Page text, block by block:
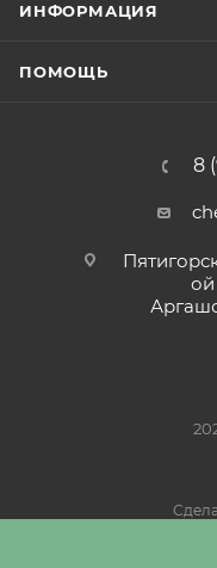
ИНФОРМАЦИЯ
ПОМОЩЬ
8